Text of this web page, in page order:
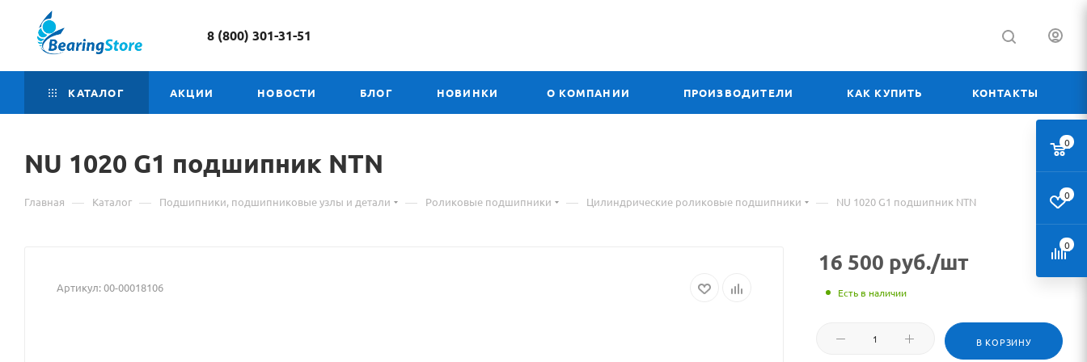
8 (800) 301-31-51
КАТАЛОГ АКЦИИ НОВОСТИ БЛОГ НОВИНКИ О КОМПАНИИ ПРОИЗВОДИТЕЛИ КАК КУПИТЬ КОНТАКТЫ
NU 1020 Материал
о
1020
G1 подшипник NTN
Главная — Каталог — Подшипники, подшипниковые узлы и детали — Роликовые подшипники — Цилиндрические роликовые подшипники — NU 1020 G1 подшипник NTN
Артикул:00-00018106
16 500 руб./шт
Есть в наличии
В КОРЗИНУ
0
0
0